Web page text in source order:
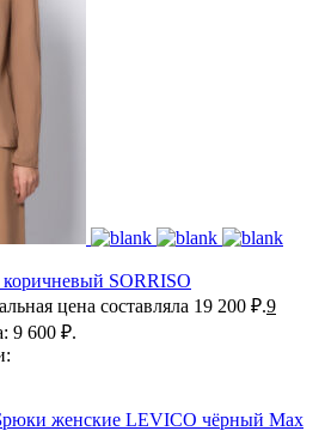
SORRISO
цена составляла 19 200 ₽.9
9 600 ₽.